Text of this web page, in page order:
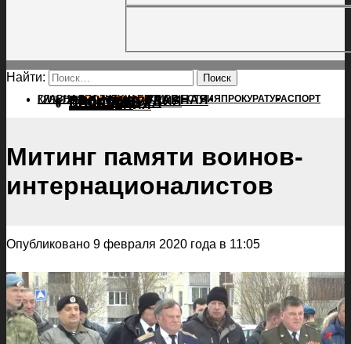
Найти:
ГЛАВНАЯПОЛИТИКАПРОИСШЕСТВИЯ ПРОКУРАТУРАСПОРТ
КУЛЬТУРАПОСЕЛЕНИЯГЛАВНАЯ
ПОЛИТИКА
ПРОИСШЕСТВИЯ
ПРОКУРАТУРА
СПОРТ
КУЛЬТУРА
ПОСЕЛЕНИЯ
Митинг памяти воинов-
интернационалистов
Опубликовано 9 февраля 2020 года в 11:05